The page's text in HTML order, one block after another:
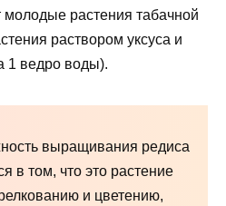
растения табачной
раствором уксуса и
1 ведро воды).
выращивания редиса
в том, что это растение
и цветению,